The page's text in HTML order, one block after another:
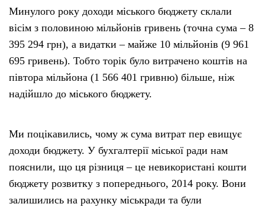
Минулого року доходи міського бюджету склали
вісім з половиною мільйонів гривень (точна сума – 8
395 294 грн), а видатки – майже 10 мільйонів (9 961
695 гривень). Тобто торік було витрачено коштів на
півтора мільйона (1 566 401 гривню) більше, ніж
надійшло до міського бюджету.
Ми поцікавились, чому ж сума витрат пер евищує
доходи бюджету. У бухгалтерії міської ради нам
пояснили, що ця різниця – це невикористані кошти
бюджету розвитку з попереднього, 2014 року. Вони
залишились на рахунку міськради та були